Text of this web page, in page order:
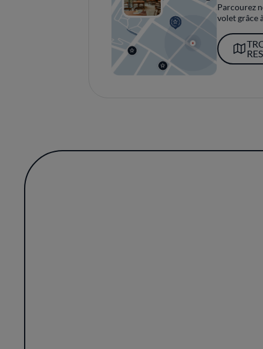
Parcourez
volet grâce